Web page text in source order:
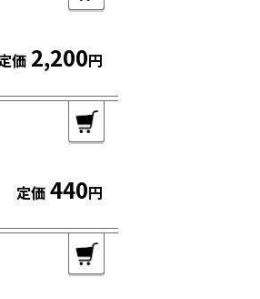
価2,200円
定価440円